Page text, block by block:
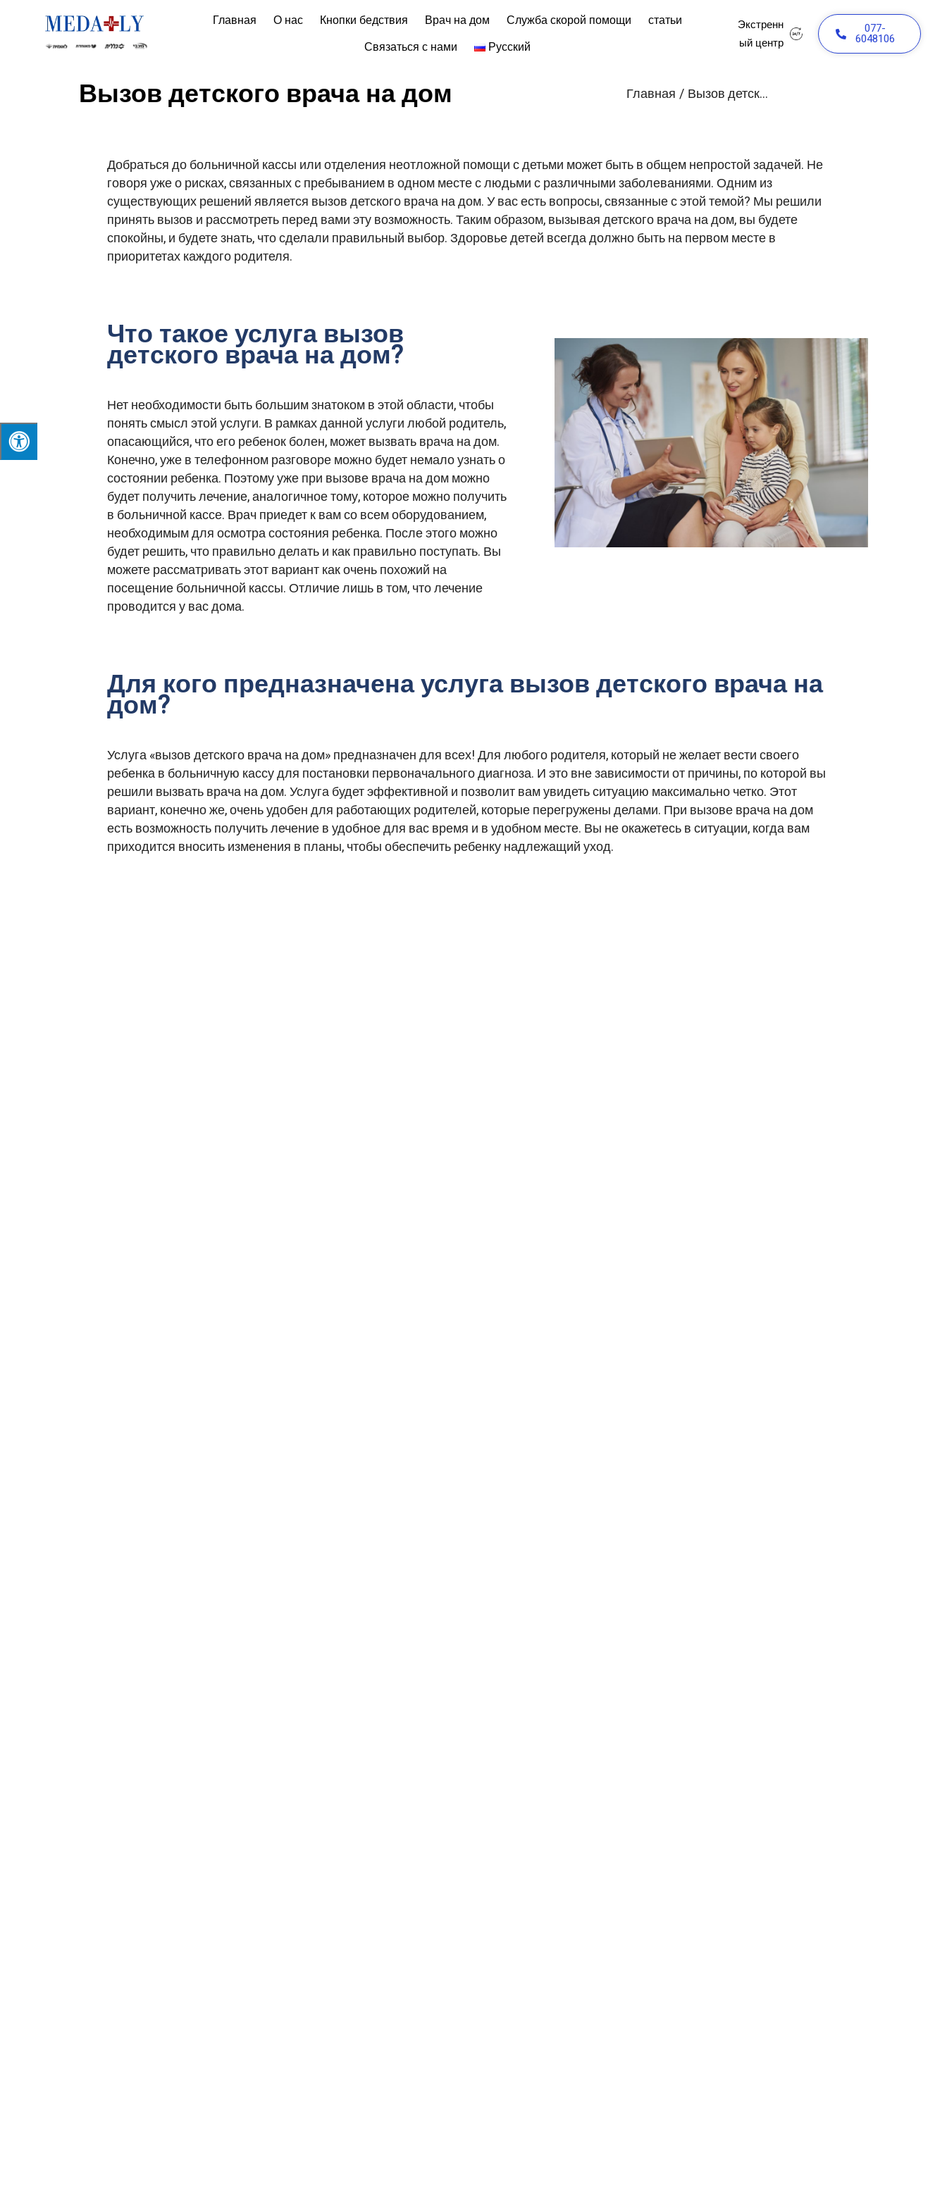
Главная О нас Кнопки бедствия Врач на дом Служба скорой помощи
статьи
Связаться с нами
Русский
Экстренн
ый центр
077-
6048106
Вызов детского врача на дом Главная / Вызов детского врача на дом
Добраться до больничной кассы или отделения неотложной помощи с детьми может быть в общем непростой задачей. Не
говоря уже о рисках, связанных с пребыванием в одном месте с людьми с различными заболеваниями. Одним из
существующих решений является вызов детского врача на дом. У вас есть вопросы, связанные с этой темой? Мы решили
принять вызов и рассмотреть перед вами эту возможность. Таким образом, вызывая детского врача на дом, вы будете
спокойны, и будете знать, что сделали правильный выбор. Здоровье детей всегда должно быть на первом месте в
приоритетах каждого родителя.
Что такое услуга вызов
детского врача на дом?
Нет необходимости быть большим знатоком в этой области, чтобы
понять смысл этой услуги. В рамках данной услуги любой родитель,
опасающийся, что его ребенок болен, может вызвать врача на дом.
Конечно, уже в телефонном разговоре можно будет немало узнать о
состоянии ребенка. Поэтому уже при вызове врача на дом можно
будет получить лечение, аналогичное тому, которое можно получить
в больничной кассе. Врач приедет к вам со всем оборудованием,
необходимым для осмотра состояния ребенка. После этого можно
будет решить, что правильно делать и как правильно поступать. Вы
можете рассматривать этот вариант как очень похожий на
посещение больничной кассы. Отличие лишь в том, что лечение
проводится у вас дома.
Для кого предназначена услуга вызов детского врача на
дом?
Услуга «вызов детского врача на дом» предназначен для всех! Для любого родителя, который не желает вести своего
ребенка в больничную кассу для постановки первоначального диагноза. И это вне зависимости от причины, по которой вы
решили вызвать врача на дом. Услуга будет эффективной и позволит вам увидеть ситуацию максимально четко. Этот
вариант, конечно же, очень удобен для работающих родителей, которые перегружены делами. При вызове врача на дом
есть возможность получить лечение в удобное для вас время и в удобном месте. Вы не окажетесь в ситуации, когда вам
приходится вносить изменения в планы, чтобы обеспечить ребенку надлежащий уход.